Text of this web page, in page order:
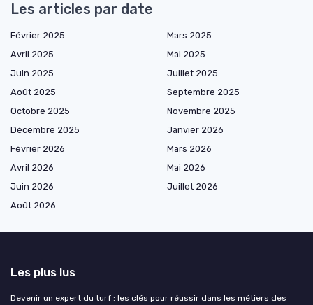
Les articles par date
Février 2025
Mars 2025
Avril 2025
Mai 2025
Juin 2025
Juillet 2025
Août 2025
Septembre 2025
Octobre 2025
Novembre 2025
Décembre 2025
Janvier 2026
Février 2026
Mars 2026
Avril 2026
Mai 2026
Juin 2026
Juillet 2026
Août 2026
Les plus lus
Devenir un expert du turf : les clés pour réussir dans les métiers des